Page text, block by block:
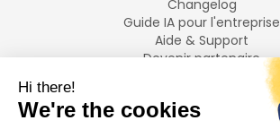
Changelog
Guide IA pour l'entreprise
Aide & Support
Devenir partenaire
LANGUES